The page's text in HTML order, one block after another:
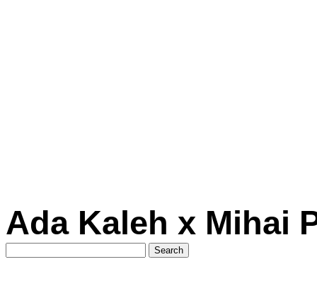
Ada Kaleh x Mihai